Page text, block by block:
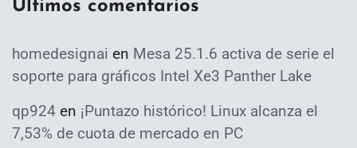
Ultimos comentarios
homedesignai en Mesa 25.1.6 activa de serie el
soporte para gráficos Intel Xe3 Panther Lake
qp924 en ¡Puntazo histórico! Linux alcanza el
7,53% de cuota de mercado en PC